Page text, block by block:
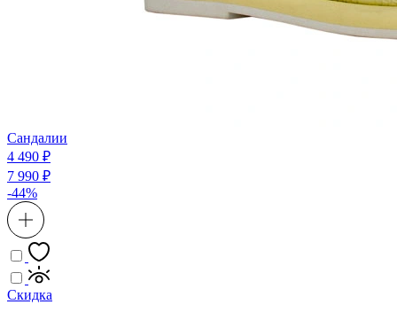
Сандалии
4 490 ₽
7 990 ₽
-44%
Скидка